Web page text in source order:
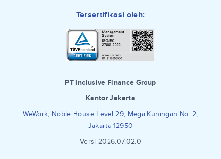
Tersertifikasi oleh:
PT Inclusive Finance Group
Kantor Jakarta
WeWork, Noble House Level 29, Mega Kuningan No. 2,
Jakarta 12950
Versi 2026.07.02.0